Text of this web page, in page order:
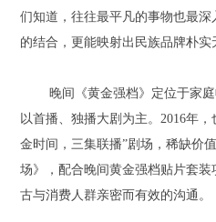
们知道，往往最平凡的事物也最深
的结合，更能映射出民族品牌朴实
晚间《黄金强档》定位于家
以首播、独播大剧为主。2016年
金时间，三集联播”剧场，稀缺价
场》，配合晚间黄金强档贴片套装
古与消费人群亲密而有效的沟通。